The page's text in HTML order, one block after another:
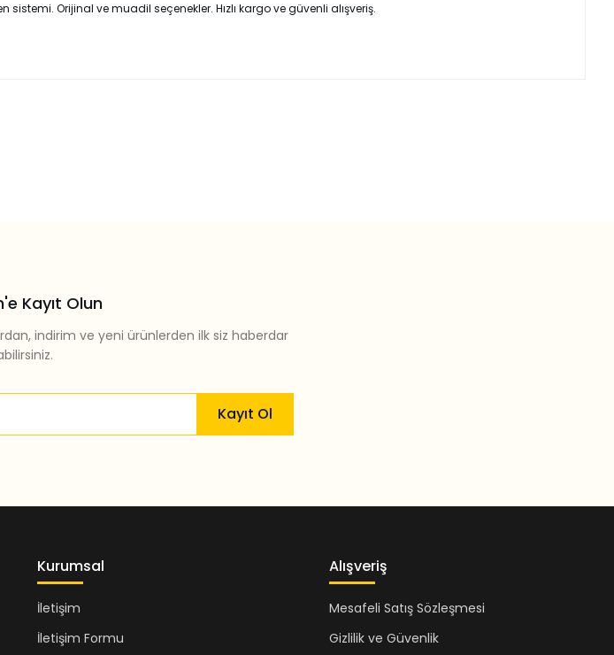
Fren sistemi. Orijinal ve muadil seçenekler. Hızlı kargo ve güvenli alışveriş.
Kayıt Olun
indirim ve yeni ürünlerden ilk siz haberdar
Kayıt Ol
Kurumsal
İletişim
İletişim Formu
Alışveriş
Mesafeli Satış Sözleşmesi
Gizlilik ve Güvenlik